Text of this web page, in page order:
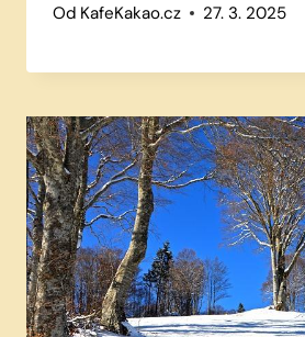
Od KafeKakao.cz 27. 3. 2025